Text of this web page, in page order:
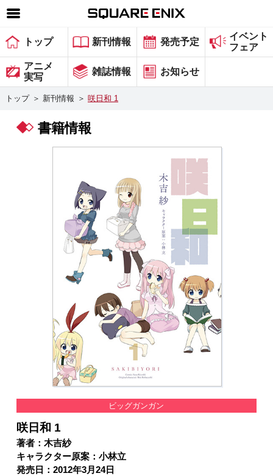
SQUARE ENIX 公式サイトメニュー
ゲーム
マガジン＆ブックス
グッズ
会社情報 採用情報
スクウェア・エニックス サイト内検索
トップ 新刊情報 発売予定
イベント
フェア
アニメ
実写
雑誌情報 お知らせ
トップ ＞ 新刊情報 ＞ 咲日和 1
書籍情報
ビッグガンガン
咲日和 1
著者：木吉紗
キャラクター原案：小林立
発売日：2012年3月24日